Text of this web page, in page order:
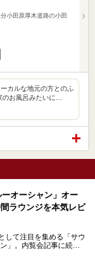
小田原厚木道路の小田
カルな地元の方とのふ
お風呂みたいに…
ーオーシャン」オー
ラウンジを本気レビ
して注目を集める「サウ
」。内覧会記事に続